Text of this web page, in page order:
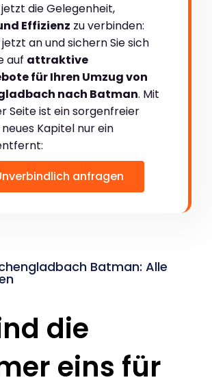
jetzt die Gelegenheit,
Effizienz zu verbinden:
jetzt an und sichern Sie sich
auf attraktive
für Ihren Umzug von
nach Batman. Mit
Seite ist ein sorgenfreier
Kapitel nur ein
anfragen
Batman: Alle
die
eins für